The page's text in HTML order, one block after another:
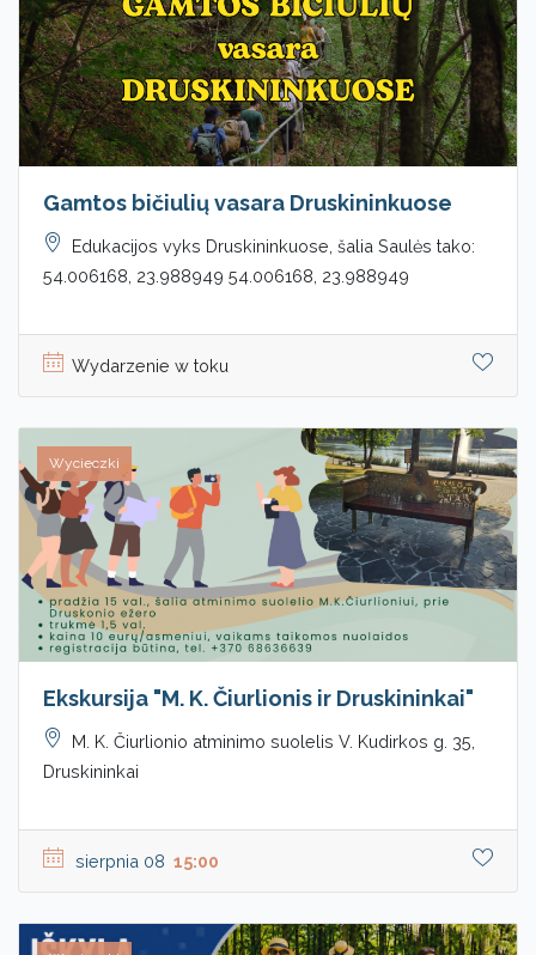
Gamtos bičiulių vasara Druskininkuose
Edukacijos vyks Druskininkuose, šalia Saulės tako:
54.006168, 23.988949 54.006168, 23.988949
Wydarzenie w toku
Wycieczki
Ekskursija "M. K. Čiurlionis ir Druskininkai"
M. K. Čiurlionio atminimo suolelis V. Kudirkos g. 35,
Druskininkai
sierpnia 08 15:00